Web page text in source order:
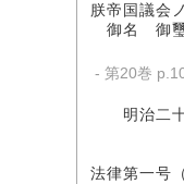
朕帝国議会
御名 御
- 第20巻
明治二十
内閣
大
法律第一号